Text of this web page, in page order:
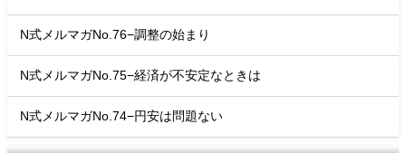
N式メルマガNo.76−調整の始まり
N式メルマガNo.75−経済が不安定なときは
N式メルマガNo.74−円安は問題ない